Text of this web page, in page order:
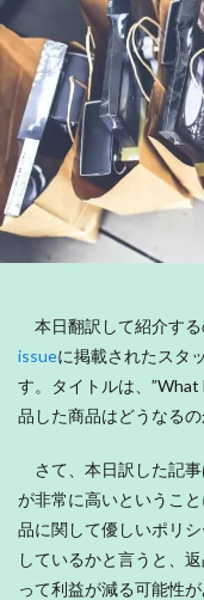
本日翻訳して紹介する
issueに掲載されたスタ
す。タイトルは、
品した商品はどうなるの
さて、本日訳した記
が非常に高いというこ
品に関して優しいポリ
しているかと言うと、
って利益が減る可能性